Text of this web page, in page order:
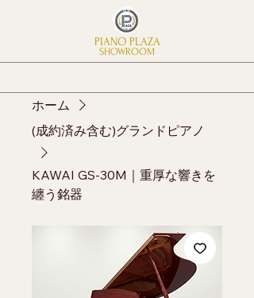
SHOWROOM
PIANO PLAZA
ホーム
(成約済み含む)グランドピアノ
KAWAI GS-30M｜重厚な響きを
纏う銘器